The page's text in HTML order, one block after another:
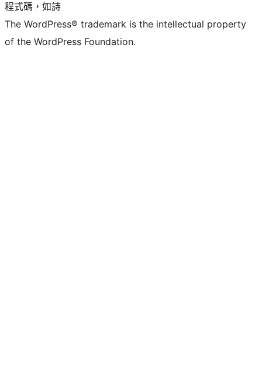
程式碼，如詩
The WordPress® trademark is the intellectual property
of the WordPress Foundation.